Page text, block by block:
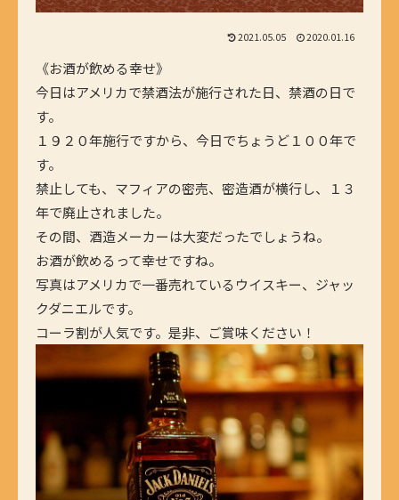
2021.05.05 2020.01.16
《お酒が飲める幸せ》
今日はアメリカで禁酒法が施行された日、禁酒の日で
す。
１９２０年施行ですから、今日でちょうど１００年で
す。
禁止しても、マフィアの密売、密造酒が横行し、１３
年で廃止されました。
その間、酒造メーカーは大変だったでしょうね。
お酒が飲めるって幸せですね。
写真はアメリカで一番売れているウイスキー、ジャッ
クダニエルです。
コーラ割が人気です。是非、ご賞味ください！